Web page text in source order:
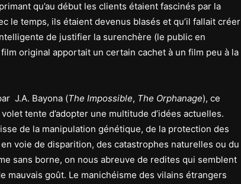
qu’au début les clients étaient fascinés par la
le temps, ils étaient devenus blasés et qu’il fallait créer
de justifier la surenchère (le public en
original apportait un certain cachet à un film peu à la
J.A. Bayona (The Impossible, The Orphanage), ce
tente d’adopter une multitude d’idées actuelles.
de la manipulation génétique, de la protection des
voie de disparition, des catastrophes naturelles ou du
sans borne, on nous abreuve de redites qui semblent
mauvais goût. Le manichéisme des vilains étrangers